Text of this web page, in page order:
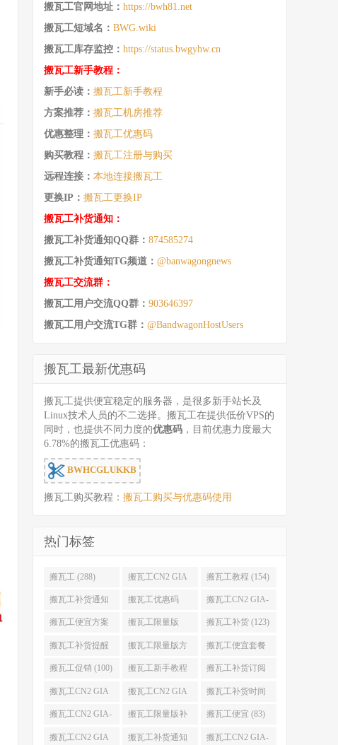
搬瓦工官网地址： https://bwh81.net
搬瓦工短域名： BWG.wiki
搬瓦工库存监控： https://status.bwgyhw.cn
搬瓦工新手教程：
新手必读： 搬瓦工新手教程
方案推荐： 搬瓦工机房推荐
优惠整理： 搬瓦工优惠码
购买教程： 搬瓦工注册与购买
远程连接： 本地连接搬瓦工
更换IP： 搬瓦工更换IP
搬瓦工补货通知：
搬瓦工补货通知QQ群： 874585274
搬瓦工补货通知TG频道： @banwagongnews
搬瓦工交流群：
搬瓦工用户交流QQ群： 903646397
搬瓦工用户交流TG群： @BandwagonHostUsers
搬瓦工最新优惠码
搬瓦工提供便宜稳定的服务器，是很多新手站长及
Linux技术人员的不二选择。搬瓦工在提供低价VPS的
同时，也提供不同力度的优惠码 ，目前优惠力度最大
6.78%的搬瓦工优惠码：
BWHCGLUKKB
搬瓦工购买教程： 搬瓦工购买与优惠码使用
热门标签
搬瓦工 (288) 搬瓦工CN2 GIA
(176)
搬瓦工教程 (154)
搬瓦工补货通知
(132)
搬瓦工优惠码
(131)
搬瓦工CN2 GIA-
E (130)
搬瓦工便宜方案
(128)
搬瓦工限量版
(126)
搬瓦工补货 (123)
搬瓦工补货提醒
(106)
搬瓦工限量版方
案 (106)
搬瓦工便宜套餐
(103)
搬瓦工促销 (100) 搬瓦工新手教程
(98)
搬瓦工补货订阅
(98)
搬瓦工CN2 GIA
便宜方案 (92)
搬瓦工CN2 GIA
限量版 (90)
搬瓦工补货时间
(89)
搬瓦工CN2 GIA-
E限量版 (84)
搬瓦工限量版补
货 (84)
搬瓦工便宜 (83)
搬瓦工CN2 GIA 搬瓦工补货通知 搬瓦工CN2 GIA-